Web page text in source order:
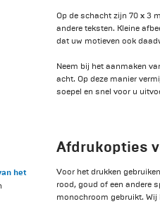
Op de schacht zijn 70 x 3
andere teksten. Kleine
dat uw motieven ook
Neem bij het aanmaken
acht. Op deze manier
soepel en snel voor u
het
Afdrukopties
Voor het drukken
rood, goud of een andere
monochroom gebruikt. Wij